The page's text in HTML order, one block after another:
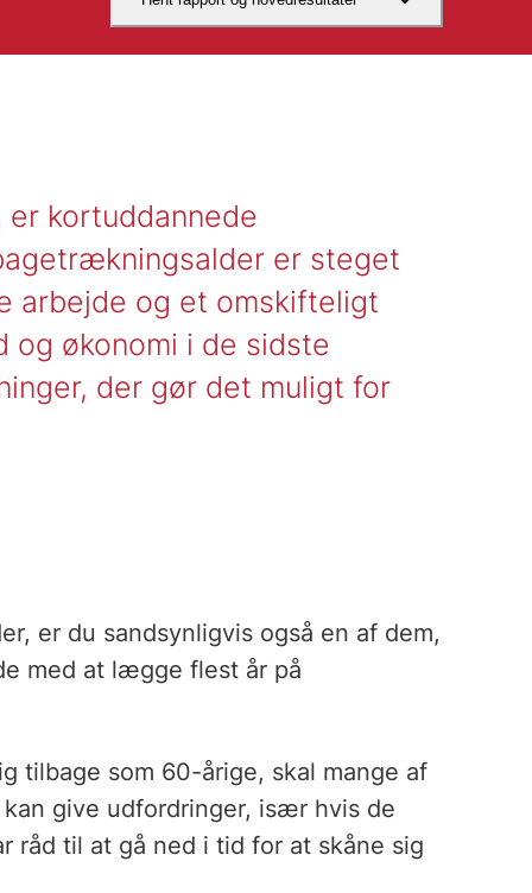
kortuddannede
er steget
arbejde og et omskifteligt
og økonomi i de sidste
der gør det muligt for
er du sandsynligvis også en af dem,
med at lægge flest år på
tilbage som 60-årige, skal mange af
give udfordringer, især hvis de
råd til at gå ned i tid for at skåne sig